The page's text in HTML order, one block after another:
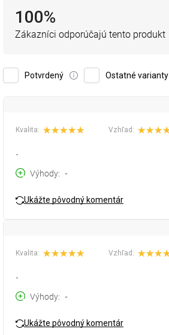
100%
Zákazníci odporúčajú tento produkt
Potvrdený Ostatné varianty
Kvalita: Vzhľad:
-
Výhody
-
Ukážte pôvodný komentár
Kvalita: Vzhľad:
-
Výhody
-
Ukážte pôvodný komentár